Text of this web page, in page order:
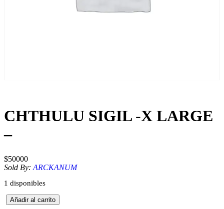
CHTHULU SIGIL -X LARGE
–
$50000
Sold By: ARCKANUM
1 disponibles
C Añadir al carrito